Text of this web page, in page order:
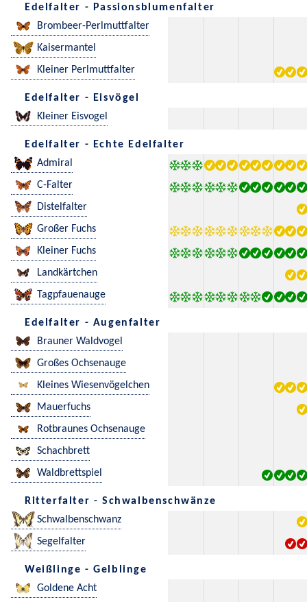
Edelfalter - Passionsblumenfalter
Brombeer-Perlmuttfalter
Kaisermantel
Kleiner Perlmuttfalter
Edelfalter - Eisvögel
Kleiner Eisvogel
Edelfalter - Echte Edelfalter
Admiral
C-Falter
Distelfalter
Großer Fuchs
Kleiner Fuchs
Landkärtchen
Tagpfauenauge
Edelfalter - Augenfalter
Brauner Waldvogel
Großes Ochsenauge
Kleines Wiesenvögelchen
Mauerfuchs
Rotbraunes Ochsenauge
Schachbrett
Waldbrettspiel
Ritterfalter - Schwalbenschwänze
Schwalbenschwanz
Segelfalter
Weißlinge - Gelblinge
Goldene Acht